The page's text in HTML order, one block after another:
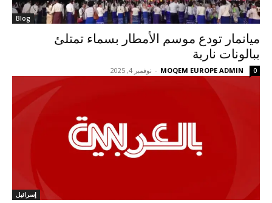
Blog
ميانمار تودع موسم الأمطار بسماء تمتلئ
ببالونات نارية
MOQEM EUROPE ADMIN
- نوفمبر 4, 2025 0
إسرائيل